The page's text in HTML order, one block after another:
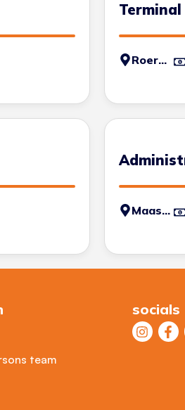
Roermond
Maastricht
ons team
socials